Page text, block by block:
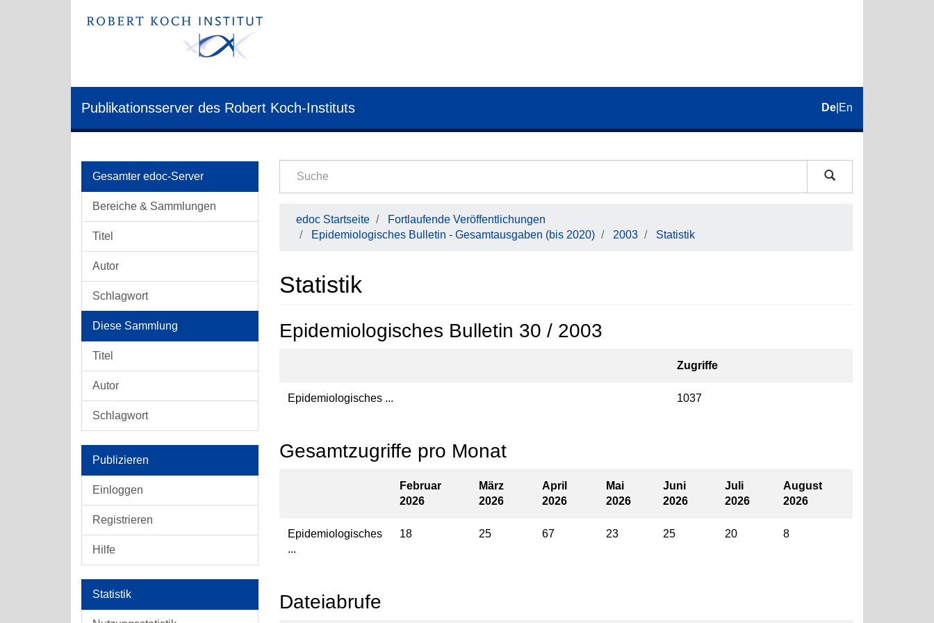
Publikationsserver des Robert Koch-Instituts De En
Gesamter edoc-Server
Bereiche & Sammlungen
Titel
Autor
Schlagwort
Diese Sammlung
Titel
Autor
Schlagwort
Publizieren
Einloggen
Registrieren
Hilfe
Statistik
edoc Startseite
Fortlaufende Veröffentlichungen
Epidemiologisches Bulletin - Gesamtausgaben (bis 2020)
2003 Statistik
Statistik
Epidemiologisches Bulletin 30 / 2003
Zugriffe
Epidemiologisches ... 1037
Gesamtzugriffe pro Monat
Februar
2026
März
2026
April
2026
Mai
2026
Juni
2026
Juli
2026
August
2026
Epidemiologisches
...
18 25 67 23 25 20 8
Dateiabrufe